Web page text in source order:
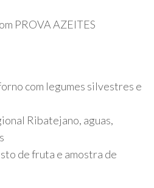
PROVA AZEITES
com legumes silvestres e
Ribatejano, aguas,
de fruta e amostra de